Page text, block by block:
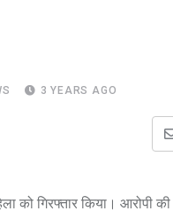
3 YEARS AGO
को गिरफ्तार किया। आरोपी